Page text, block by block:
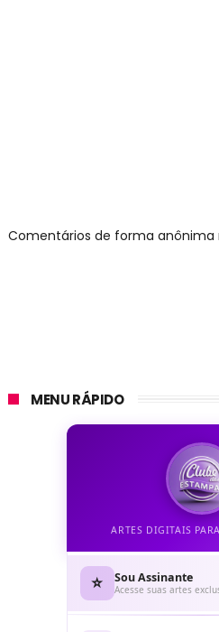
Comentários de forma anônima
MENU RÁPIDO
ARTES DIGITAIS
⭐ Sou Assinante
Acesse suas artes